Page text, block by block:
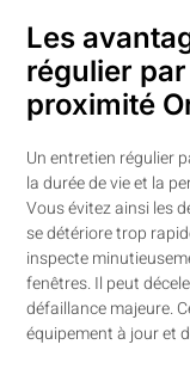
Les
régulier
proximité
Un entretien régulier
la durée de vie et la
Vous évitez ainsi les
se détériore trop
inspecte
fenêtres. Il peut
défaillance majeure.
équipement à jour et